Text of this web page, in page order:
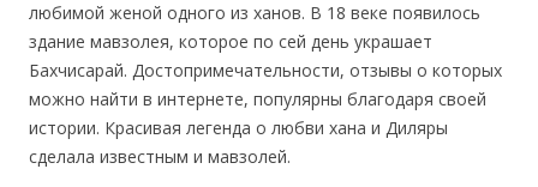
любимой женой одного из ханов. В 18 веке появилось
здание мавзолея, которое по сей день украшает
Бахчисарай. Достопримечательности, отзывы о которых
можно найти в интернете, популярны благодаря своей
истории. Красивая легенда о любви хана и Диляры
сделала известным и мавзолей.